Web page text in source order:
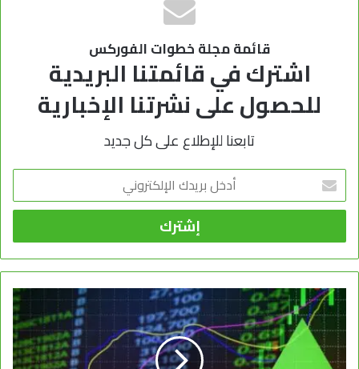
قائمة مجلة خطوات الفوركس
اشترك في قائمتنا البريدية
للحصول على نشرتنا الإخبارية
تابعنا للإطلاع على كل جديد
أدخل
بريدك
الإلكتروني